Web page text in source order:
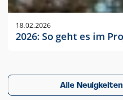
18.02.2026
2026: So geht es im
Alle